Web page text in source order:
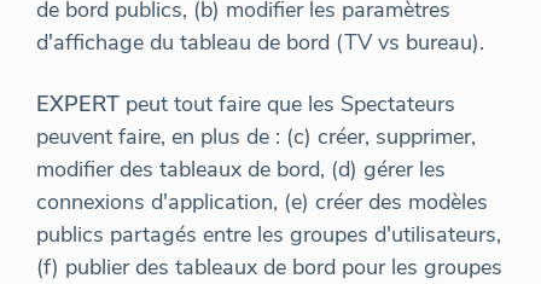
de bord publics, (b) modifier les paramètres
d'affichage du tableau de bord (TV vs bureau).
EXPERT peut tout faire que les Spectateurs
peuvent faire, en plus de : (c) créer, supprimer,
modifier des tableaux de bord, (d) gérer les
connexions d'application, (e) créer des modèles
publics partagés entre les groupes d'utilisateurs,
(f) publier des tableaux de bord pour les groupes